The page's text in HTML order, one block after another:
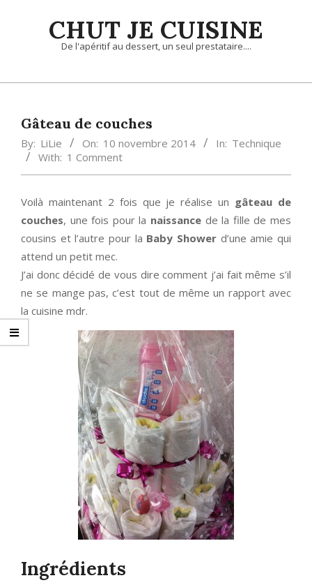
CHUT JE CUISINE
De l'apéritif au dessert, un seul prestataire....
Primary
MenuGâteau de couches
By: LiLie On: 10 novembre 2014 In: Technique
With: 1 Comment
Voilà maintenant 2 fois que je réalise un gâteau de
couches, une fois pour la naissance de la fille de mes
cousins et l’autre pour la Baby Shower d’une amie qui
attend un petit mec.
J’ai donc décidé de vous dire comment j’ai fait même s’il
ne se mange pas, c’est tout de même un rapport avec
la cuisine mdr.
Ingrédients